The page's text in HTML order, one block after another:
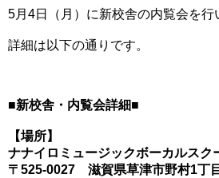
5月4日（月）に新校舎の内覧会を行
詳細は以下の通りです。
■新校舎・内覧会詳細■
【場所】
ナナイロミュージックボーカルスク
〒525-0027 滋賀県草津市野村1丁